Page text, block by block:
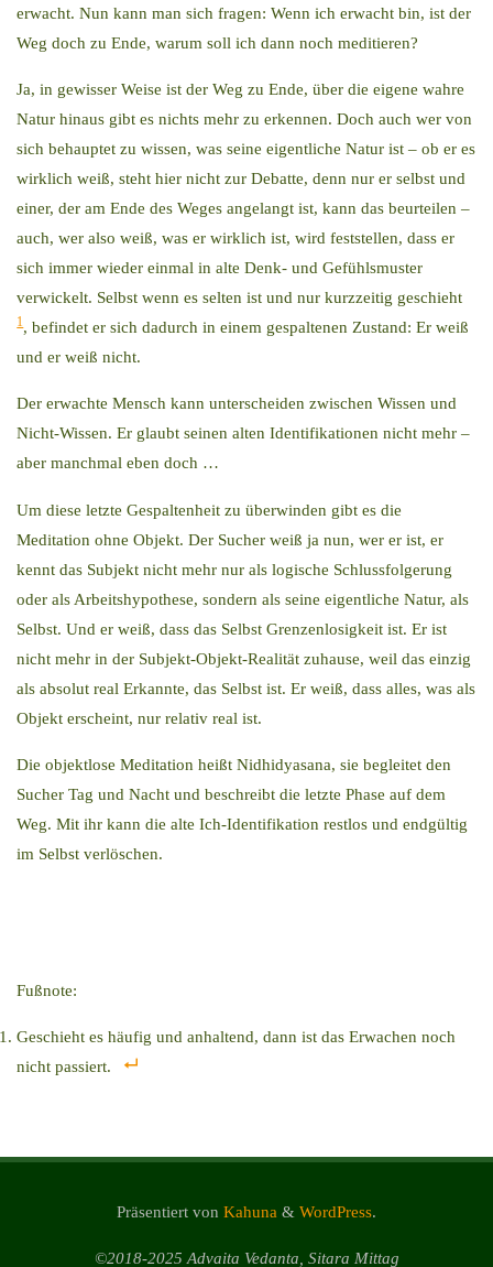
erwacht. Nun kann man sich fragen: Wenn ich erwacht bin, ist der
Weg doch zu Ende, warum soll ich dann noch meditieren?
Ja, in gewisser Weise ist der Weg zu Ende, über die eigene wahre
Natur hinaus gibt es nichts mehr zu erkennen. Doch auch wer von
sich behauptet zu wissen, was seine eigentliche Natur ist – ob er es
wirklich weiß, steht hier nicht zur Debatte, denn nur er selbst und
einer, der am Ende des Weges angelangt ist, kann das beurteilen –
auch, wer also weiß, was er wirklich ist, wird feststellen, dass er
sich immer wieder einmal in alte Denk- und Gefühlsmuster
verwickelt. Selbst wenn es selten ist und nur kurzzeitig geschieht
1, befindet er sich dadurch in einem gespaltenen Zustand: Er weiß
und er weiß nicht.
Der erwachte Mensch kann unterscheiden zwischen Wissen und
Nicht-Wissen. Er glaubt seinen alten Identifikationen nicht mehr –
aber manchmal eben doch …
Um diese letzte Gespaltenheit zu überwinden gibt es die
Meditation ohne Objekt. Der Sucher weiß ja nun, wer er ist, er
kennt das Subjekt nicht mehr nur als logische Schlussfolgerung
oder als Arbeitshypothese, sondern als seine eigentliche Natur, als
Selbst. Und er weiß, dass das Selbst Grenzenlosigkeit ist. Er ist
nicht mehr in der Subjekt-Objekt-Realität zuhause, weil das einzig
als absolut real Erkannte, das Selbst ist. Er weiß, dass alles, was als
Objekt erscheint, nur relativ real ist.
Die objektlose Meditation heißt Nidhidyasana, sie begleitet den
Sucher Tag und Nacht und beschreibt die letzte Phase auf dem
Weg. Mit ihr kann die alte Ich-Identifikation restlos und endgültig
im Selbst verlöschen.
Fußnote:
Geschieht es häufig und anhaltend, dann ist das Erwachen noch
nicht passiert.
Präsentiert von Kahuna & WordPress.
©2018-2025 Advaita Vedanta, Sitara Mittag